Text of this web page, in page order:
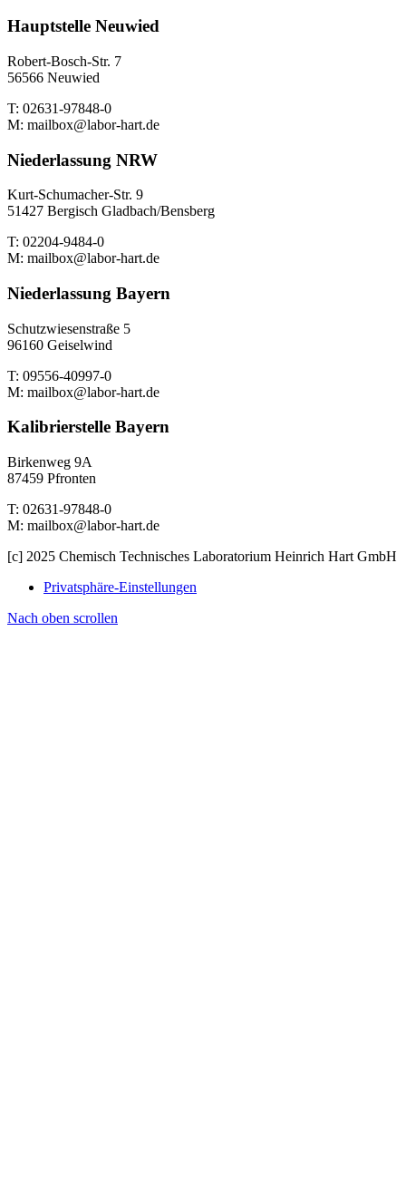
Hauptstelle Neuwied
Robert-Bosch-Str. 7
56566 Neuwied
T: 02631-97848-0
M: mailbox@labor-hart.de
Niederlassung NRW
Kurt-Schumacher-Str. 9
51427 Bergisch Gladbach/Bensberg
T: 02204-9484-0
M: mailbox@labor-hart.de
Niederlassung Bayern
Schutzwiesenstraße 5
96160 Geiselwind
T: 09556-40997-0
M: mailbox@labor-hart.de
Kalibrierstelle Bayern
Birkenweg 9A
87459 Pfronten
T: 02631-97848-0
M: mailbox@labor-hart.de
[c] 2025 Chemisch Technisches Laboratorium Heinrich Hart GmbH
Privatsphäre-Einstellungen
Nach oben scrollen